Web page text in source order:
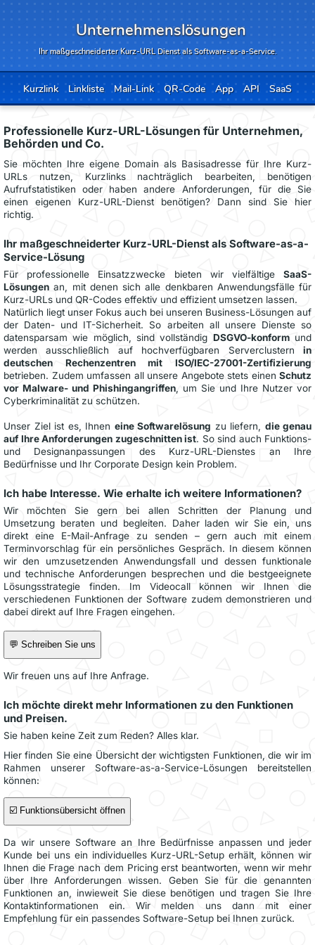
Unternehmenslösungen
Ihr maßgeschneiderter Kurz-URL Dienst als Software-as-a-Service.
Kurzlink Linkliste Mail-Link QR-Code App API SaaS
Professionelle Kurz-URL-Lösungen für Unternehmen,
Behörden und Co.
Sie möchten Ihre eigene Domain als Basisadresse für Ihre Kurz-
URLs nutzen, Kurzlinks nachträglich bearbeiten, benötigen
Aufrufstatistiken oder haben andere Anforderungen, für die Sie
einen eigenen Kurz-URL-Dienst benötigen? Dann sind Sie hier
richtig.
Ihr maßgeschneiderter Kurz-URL-Dienst als Software-as-a-
Service-Lösung
Für professionelle Einsatzzwecke bieten wir vielfältige SaaS-
Lösungen an, mit denen sich alle denkbaren Anwendungsfälle für
Kurz-URLs und QR-Codes effektiv und effizient umsetzen lassen.
Natürlich liegt unser Fokus auch bei unseren Business-Lösungen auf
der Daten- und IT-Sicherheit. So arbeiten all unsere Dienste so
datensparsam wie möglich, sind vollständig DSGVO-konformund
werden ausschließlich auf hochverfügbaren Serverclustern in
deutschen Rechenzentren mit ISO/IEC-27001-Zertifizierung
betrieben. Zudem umfassen all unsere Angebote stets einen Schutz
vor Malware- und Phishingangriffen , um Sie und Ihre Nutzer vor
Cyberkriminalität zu schützen.
Unser Ziel ist es, Ihnen eine Softwarelösung zu liefern, die genau
auf Ihre Anforderungen zugeschnitten ist. So sind auch Funktions-
und Designanpassungen des Kurz-URL-Dienstes an Ihre
Bedürfnisse und Ihr Corporate Design kein Problem.
Ich habe Interesse. Wie erhalte ich weitere Informationen?
Wir möchten Sie gern bei allen Schritten der Planung und
Umsetzung beraten und begleiten. Daher laden wir Sie ein, uns
direkt eine E-Mail-Anfrage zu senden – gern auch mit einem
Terminvorschlag für ein persönliches Gespräch. In diesem können
wir den umzusetzenden Anwendungsfall und dessen funktionale
und technische Anforderungen besprechen und die bestgeeignete
Lösungsstrategie finden. Im Videocall können wir Ihnen die
verschiedenen Funktionen der Software zudem demonstrieren und
dabei direkt auf Ihre Fragen eingehen.
💬 Schreiben Sie uns
Wir freuen uns auf Ihre Anfrage.
Ich möchte direkt mehr Informationen zu den Funktionen
und Preisen.
Sie haben keine Zeit zum Reden? Alles klar.
Hier finden Sie eine Übersicht der wichtigsten Funktionen, die wir im
Rahmen unserer Software-as-a-Service-Lösungen bereitstellen
können:
☑️ Funktionsübersicht öffnen
Da wir unsere Software an Ihre Bedürfnisse anpassen und jeder
Kunde bei uns ein individuelles Kurz-URL-Setup erhält, können wir
Ihnen die Frage nach dem Pricing erst beantworten, wenn wir mehr
über Ihre Anforderungen wissen. Geben Sie für die genannten
Funktionen an, inwieweit Sie diese benötigen und tragen Sie Ihre
Kontaktinformationen ein. Wir melden uns dann mit einer
Empfehlung für ein passendes Software-Setup bei Ihnen zurück.